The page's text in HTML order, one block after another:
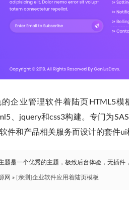
企业管理软件着陆页HTML5模
、jquery和css3构建。专门为
件和产品相关服务而设计的套件ui
题是一个优秀的主题，极致后台体验，无插件
网 » [亲测]企业软件应用着陆页模板